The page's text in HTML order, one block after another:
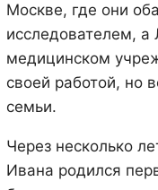
Москве, где они
исследователем,
медицинском
своей работой, но
семьи.
Через несколько
Ивана родился